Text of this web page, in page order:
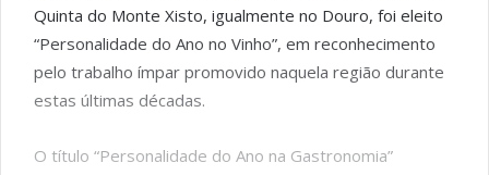
Quinta do Monte Xisto, igualmente no Douro, foi eleito
“Personalidade do Ano no Vinho”, em reconhecimento
pelo trabalho ímpar promovido naquela região durante
estas últimas décadas.
O título “Personalidade do Ano na Gastronomia”